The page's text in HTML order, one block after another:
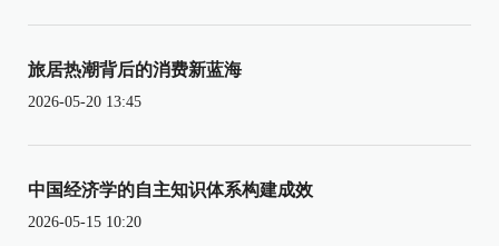
旅居热潮背后的消费新蓝海
2026-05-20 13:45
中国经济学的自主知识体系构建成效
2026-05-15 10:20